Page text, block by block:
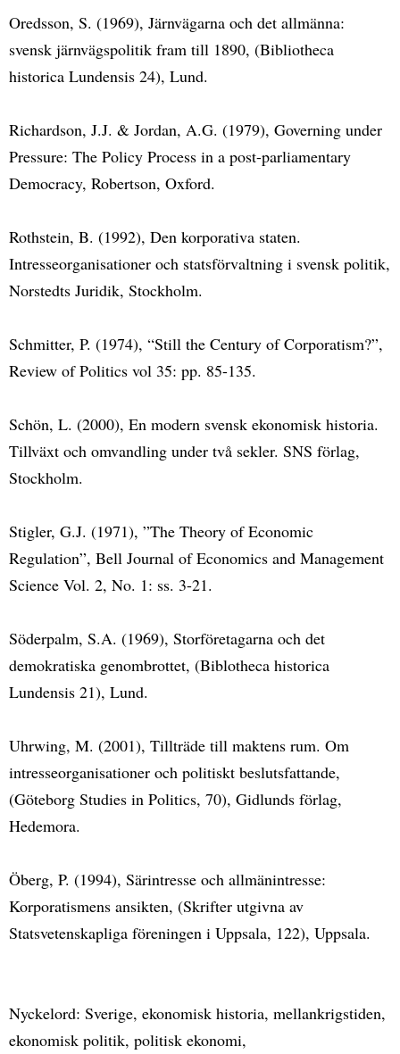
Oredsson, S. (1969), Järnvägarna och det allmänna:
svensk järnvägspolitik fram till 1890, (Bibliotheca
historica Lundensis 24), Lund.
Richardson, J.J. & Jordan, A.G. (1979), Governing under
Pressure: The Policy Process in a post-parliamentary
Democracy, Robertson, Oxford.
Rothstein, B. (1992), Den korporativa staten.
Intresseorganisationer och statsförvaltning i svensk politik,
Norstedts Juridik, Stockholm.
Schmitter, P. (1974), “Still the Century of Corporatism?”,
Review of Politics vol 35: pp. 85-135.
Schön, L. (2000), En modern svensk ekonomisk historia.
Tillväxt och omvandling under två sekler. SNS förlag,
Stockholm.
Stigler, G.J. (1971), ”The Theory of Economic
Regulation”, Bell Journal of Economics and Management
Science Vol. 2, No. 1: ss. 3-21.
Söderpalm, S.A. (1969), Storföretagarna och det
demokratiska genombrottet, (Biblotheca historica
Lundensis 21), Lund.
Uhrwing, M. (2001), Tillträde till maktens rum. Om
intresseorganisationer och politiskt beslutsfattande,
(Göteborg Studies in Politics, 70), Gidlunds förlag,
Hedemora.
Öberg, P. (1994), Särintresse och allmänintresse:
Korporatismens ansikten, (Skrifter utgivna av
Statsvetenskapliga föreningen i Uppsala, 122), Uppsala.
Nyckelord: Sverige, ekonomisk historia, mellankrigstiden,
ekonomisk politik, politisk ekonomi,